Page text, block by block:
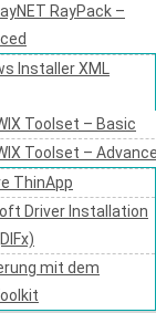
RayPack –
Installer XML
Toolset – Basic
Toolset –
ThinApp
Driver Installation
mit dem